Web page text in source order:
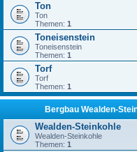
Ton
Ton
Themen: 1
Toneisenstein
Toneisenstein
Themen: 1
Torf
Torf
Themen: 1
Bergbau Wealden-
Wealden-Steinkohle
Wealden-Steinkohle
Themen: 1